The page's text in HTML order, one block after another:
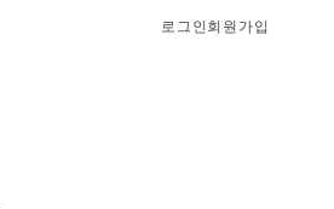
로그인회원가입